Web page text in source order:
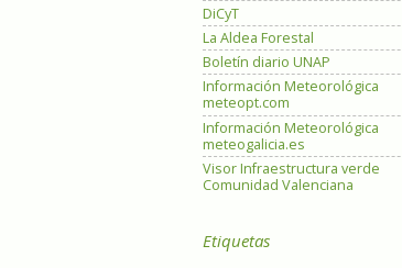
DiCyT
La Aldea Forestal
Boletín diario UNAP
Información Meteorológica
meteopt.com
Información Meteorológica
meteogalicia.es
Visor Infraestructura verde
Comunidad Valenciana
Etiquetas